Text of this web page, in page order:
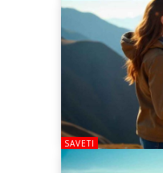
SAVETI